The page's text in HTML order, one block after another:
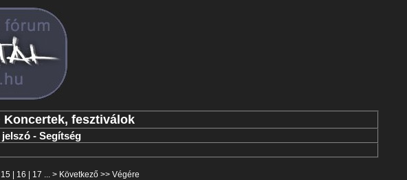
Koncertek, fesztiválok
jelszó - Segítség
15 16 17 ... > Következő>> Végére